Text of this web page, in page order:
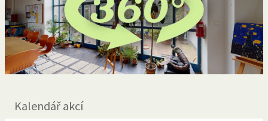
Kalendář akcí